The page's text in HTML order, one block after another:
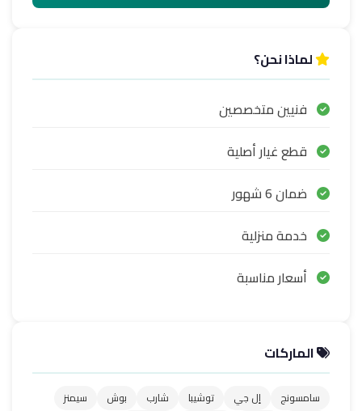
لماذا نحن؟
فنيين متخصصين
قطع غيار أصلية
ضمان 6 شهور
خدمة منزلية
أسعار مناسبة
الماركات
سامسونج إل جي توشيبا شارب بوش
سيمنز